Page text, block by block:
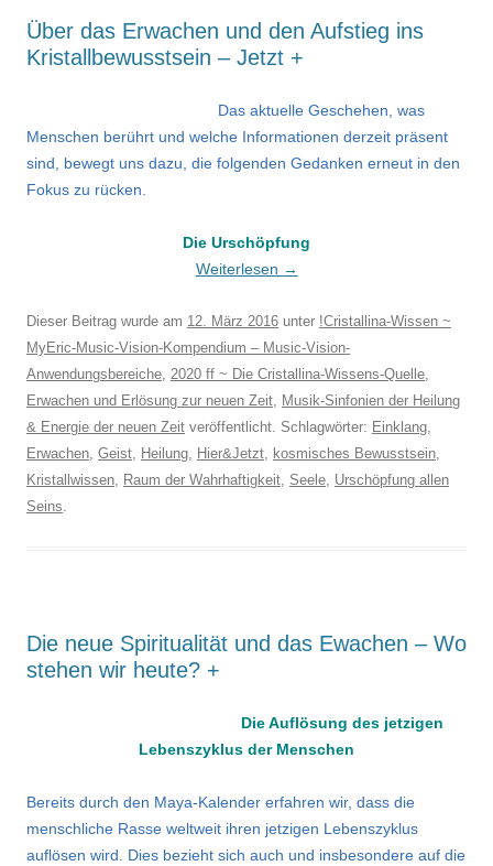
Über das Erwachen und den Aufstieg ins
Kristallbewusstsein – Jetzt +
Das aktuelle Geschehen, was
Menschen berührt und welche Informationen derzeit präsent
sind, bewegt uns dazu, die folgenden Gedanken erneut in den
Fokus zu rücken.
Die Urschöpfung
Weiterlesen →
Dieser Beitrag wurde am 12. März 2016 unter !Cristallina-Wissen ~
MyEric-Music-Vision-Kompendium – Music-Vision-
Anwendungsbereiche, 2020 ff ~ Die Cristallina-Wissens-Quelle,
Erwachen und Erlösung zur neuen Zeit, Musik-Sinfonien der Heilung
& Energie der neuen Zeit veröffentlicht. Schlagwörter: Einklang,
Erwachen, Geist, Heilung, Hier&Jetzt, kosmisches Bewusstsein,
Kristallwissen, Raum der Wahrhaftigkeit, Seele, Urschöpfung allen
Seins.
Die neue Spiritualität und das Ewachen – Wo
stehen wir heute? +
Die Auflösung des jetzigen
Lebenszyklus der Menschen
Bereits durch den Maya-Kalender erfahren wir, dass die
menschliche Rasse weltweit ihren jetzigen Lebenszyklus
auflösen wird. Dies bezieht sich auch und insbesondere auf die